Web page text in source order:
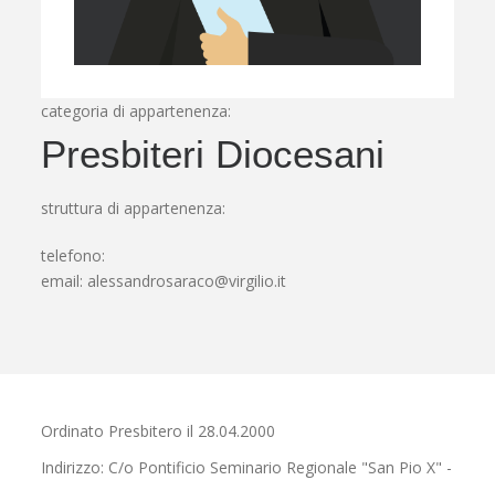
categoria di appartenenza:
Presbiteri Diocesani
struttura di appartenenza:
telefono:
email: alessandrosaraco@virgilio.it
Ordinato Presbitero il 28.04.2000
Indirizzo: C/o Pontificio Seminario Regionale "San Pio X" -